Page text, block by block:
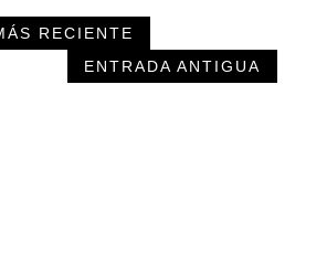
RECIENTE
ENTRADA ANTIGUA